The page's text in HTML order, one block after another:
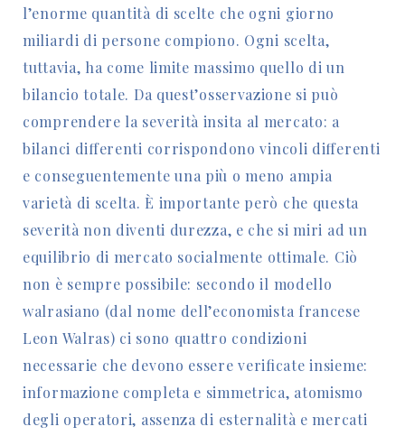
l’enorme quantità di scelte che ogni giorno
miliardi di persone compiono. Ogni scelta,
tuttavia, ha come limite massimo quello di un
bilancio totale. Da quest’osservazione si può
comprendere la severità insita al mercato: a
bilanci differenti corrispondono vincoli differenti
e conseguentemente una più o meno ampia
varietà di scelta. È importante però che questa
severità non diventi durezza, e che si miri ad un
equilibrio di mercato socialmente ottimale. Ciò
non è sempre possibile: secondo il modello
walrasiano (dal nome dell’economista francese
Leon Walras) ci sono quattro condizioni
necessarie che devono essere verificate insieme:
informazione completa e simmetrica, atomismo
degli operatori, assenza di esternalità e mercati